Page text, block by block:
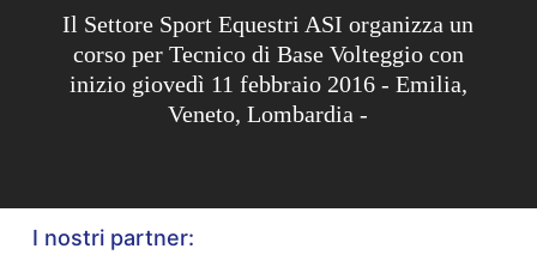
Il Settore Sport Equestri ASI organizza un
corso per Tecnico di Base Volteggio con
inizio giovedì 11 febbraio 2016 - Emilia,
Veneto, Lombardia -
I nostri partner: